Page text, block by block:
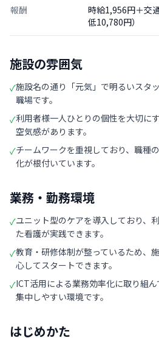
報酬
時給1,956円＋交
低10,780円）
施設の雰囲気
✓施設名の通り「元気」で明るいスタ
職場です。
✓利用者様一人ひとりの個性を大切に
空気感があります。
✓チームワークを重視しており、職種
化が根付いています。
業務・勤務環境
✓ユニット型のケアを導入しており、
た看護が実践できます。
✓教育・研修体制が整っているため、
心してスタートできます。
✓ICT活用による業務効率化に取り組
集中しやすい環境です。
はじめかた